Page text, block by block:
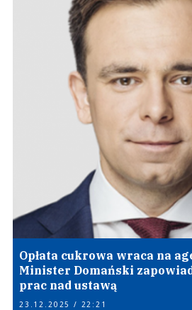
Opłata cukrowa wraca na
Minister Domański
prac nad ustawą
23.12.2025 / 22:21